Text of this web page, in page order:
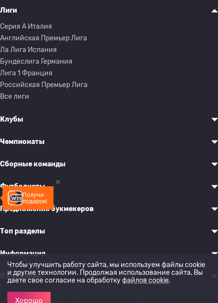
Получи
подарок!
Лиги
Серия A Италия
Английская Премьер Лига
Ла Лига Испания
Бундеслига Германия
Лига 1 Франция
Российская Премьер Лига
Все лиги
Клубы
Чемпионаты
Сборные команды
Футболисты
Предложения букмекеров
Топ разделы
Информация
О компании
Чтобы улучшить работу сайта, мы используем файлы cookie
и другие технологии. Продолжая использование сайта, Вы
даете свое согласие на обработкуфайлов cookie.
Хорошо